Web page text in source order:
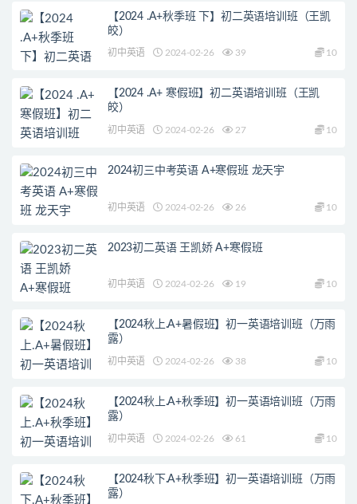
【2024 .A+秋季班 下】初二英语培训班（王凯
皎）
初中英语 2024-02-26 39 10
【2024 .A+ 寒假班】初二英语培训班（王凯
皎）
初中英语 2024-02-26 27 10
2024初三中考英语 A+寒假班 龙天宇
初中英语 2024-02-26 26 10
2023初二英语 王凯娇 A+寒假班
初中英语 2024-02-26 19 10
【2024秋上.A+暑假班】初一英语培训班（万雨
露）
初中英语 2024-02-26 38 10
【2024秋上.A+秋季班】初一英语培训班（万雨
露）
初中英语 2024-02-26 61 10
【2024秋下.A+秋季班】初一英语培训班（万雨
露）